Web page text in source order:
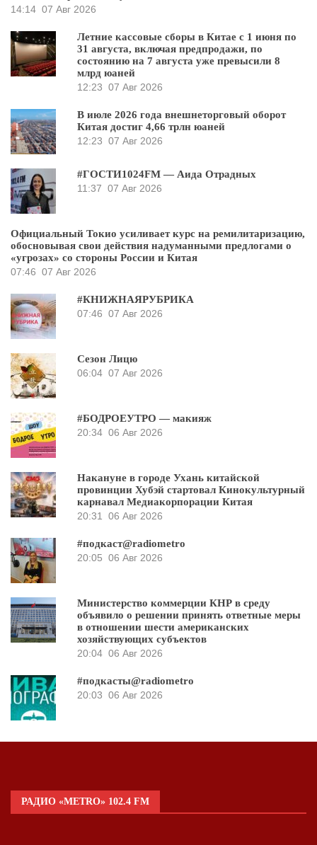
14:14 07 Авг 2026
Летние кассовые сборы в Китае с 1 июня по
31 августа, включая предпродажи, по
состоянию на 7 августа уже превысили 8
млрд юаней
12:23 07 Авг 2026
В июле 2026 года внешнеторговый оборот
Китая достиг 4,66 трлн юаней
12:23 07 Авг 2026
#ГОСТИ1024FM — Аида Отрадных
11:37 07 Авг 2026
Официальный Токио усиливает курс на ремилитаризацию,
обосновывая свои действия надуманными предлогами о
«угрозах» со стороны России и Китая
07:46 07 Авг 2026
#КНИЖНАЯРУБРИКА
07:46 07 Авг 2026
Сезон Лицю
06:04 07 Авг 2026
#БОДРОЕУТРО — макияж
20:34 06 Авг 2026
Накануне в городе Ухань китайской
провинции Хубэй стартовал Кинокультурный
карнавал Медиакорпорации Китая
20:31
06 Авг 2026
#подкаст@radiometro
20:05 06 Авг 2026
Министерство коммерции КНР в среду
объявило о решении принять ответные меры
в отношении шести американских
хозяйствующих субъектов
20:04 06 Авг 2026
#подкасты@radiometro
20:03 06 Авг 2026
РАДИО «METRO» 102.4 FM